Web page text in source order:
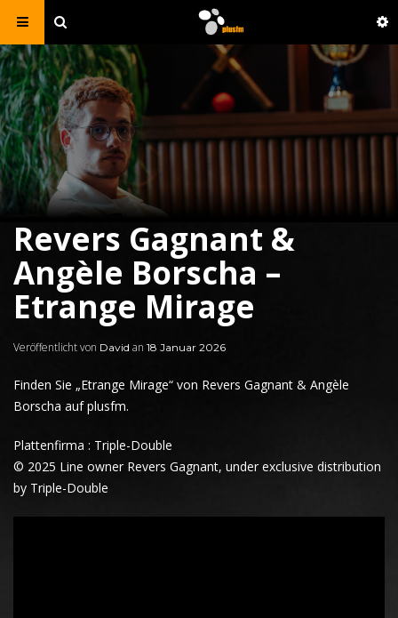
Revers Gagnant &
Angèle Borscha –
Etrange Mirage
Veröffentlicht von David an 18 Januar 2026
Finden Sie „Etrange Mirage“ von Revers Gagnant & Angèle
Borscha auf plusfm.
Plattenfirma : Triple-Double
© 2025 Line owner Revers Gagnant, under exclusive distribution
by Triple-Double